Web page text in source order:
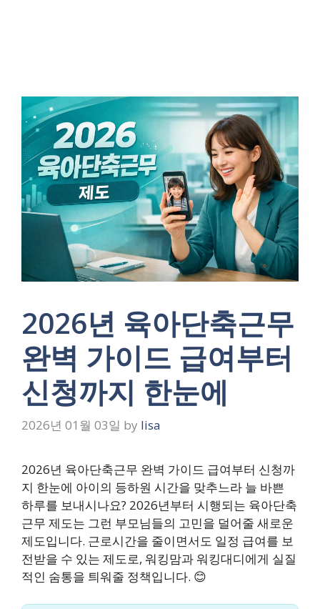
2026년 육아단축근무
완벽 가이드 급여부터
신청까지 한눈에
2026년 01월 03일 by lisa
2026년 육아단축근무 완벽 가이드 급여부터 신청까
지 한눈에 아이의 등하원 시간을 맞추느라 늘 바쁜
하루를 보내시나요? 2026년부터 시행되는 육아단축
근무 제도는 그런 부모님들의 고민을 덜어줄 새로운
제도입니다. 근로시간을 줄이면서도 일정 급여를 보
전받을 수 있는 제도로, 워킹맘과 워킹대디에게 실질
적인 숨통을 틔워줄 정책입니다. 😊